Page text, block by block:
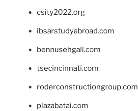
csity2022.org
ibsarstudyabroad.com
bennusehgall.com
tsecincinnati.com
roderconstructiongroup.com
plazabatai.com